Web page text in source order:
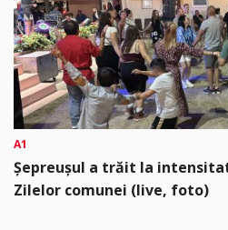
A1
Șepreușul a trăit la
Zilelor comunei (live, foto)